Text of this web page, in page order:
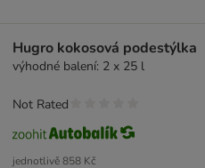
Hugro kokosová podestýlka
výhodné balení: 2 x 25 l
jednotlivě858 Kč
Not Rated